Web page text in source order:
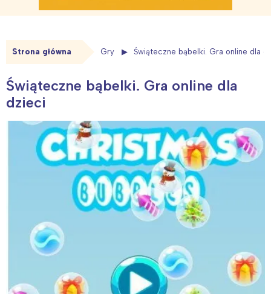
Strona główna Gry Świąteczne bąbelki. Gra online dla
Świąteczne bąbelki. Gra online dla
dzieci